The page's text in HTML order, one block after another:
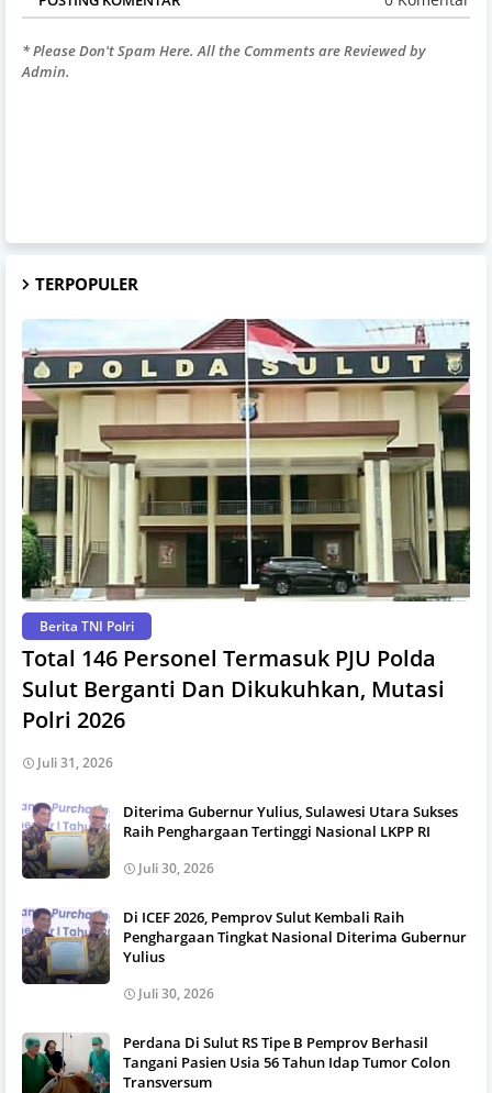
* Please Don't Spam Here. All the Comments are Reviewed by
Admin.
TERPOPULER
Berita TNI Polri
Total 146 Personel Termasuk PJU Polda
Sulut Berganti Dan Dikukuhkan, Mutasi
Polri 2026
Juli 31, 2026
Diterima Gubernur Yulius, Sulawesi Utara Sukses
Raih Penghargaan Tertinggi Nasional LKPP RI
Juli 30, 2026
Di ICEF 2026, Pemprov Sulut Kembali Raih
Penghargaan Tingkat Nasional Diterima Gubernur
Yulius
Juli 30, 2026
Perdana Di Sulut RS Tipe B Pemprov Berhasil
Tangani Pasien Usia 56 Tahun Idap Tumor Colon
Transversum